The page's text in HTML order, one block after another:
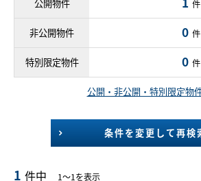
公開物件 件
非公開物件 0 件
特別限定物件 0 件
公開・非公開・特別限定物
条件を変更して再検
1 件中 1～1を表示